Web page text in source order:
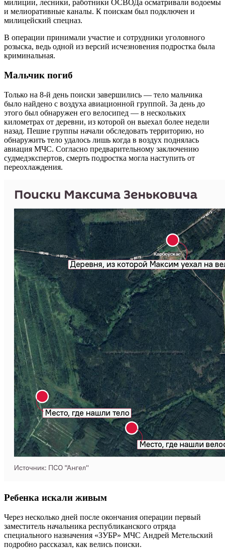
милиции, лесники, работники ОСВОДа осматривали водоемы
и мелиоративные каналы. К поискам был подключен и
милицейский спецназ.
В операции принимали участие и сотрудники уголовного
розыска, ведь одной из версий исчезновения подростка была
криминальная.
Мальчик погиб
Только на 8-й день поиски завершились — тело мальчика
было найдено с воздуха авиационной группой. За день до
этого был обнаружен его велосипед — в нескольких
километрах от деревни, из которой он выехал более недели
назад. Пешие группы начали обследовать территорию, но
обнаружить тело удалось лишь когда в воздух поднялась
авиация МЧС. Согласно предварительному заключению
судмедэкспертов, смерть подростка могла наступить от
переохлаждения.
Ребенка искали живым
Через несколько дней после окончания операции первый
заместитель начальника республиканского отряда
специального назначения «ЗУБР» МЧС Андрей Метельский
подробно рассказал, как велись поиски.